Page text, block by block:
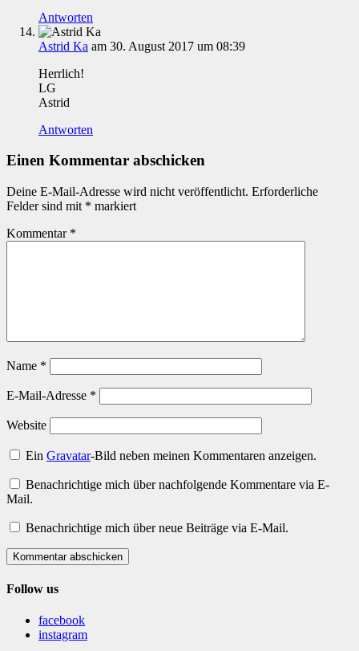
Antworten
Astrid Ka am 30. August 2017 um 08:39
Herrlich!
LG
Astrid
Antworten
Einen Kommentar abschicken
Deine E-Mail-Adresse wird nicht veröffentlicht. Erforderliche
Felder sind mit * markiert
Kommentar *
Name *
E-Mail-Adresse *
Website
EinGravatar-Bild neben meinen Kommentaren anzeigen.
Benachrichtige mich über nachfolgende Kommentare via E-
Mail.
Benachrichtige mich über neue Beiträge via E-Mail.
Kommentar abschicken
Follow us
facebook
instagram